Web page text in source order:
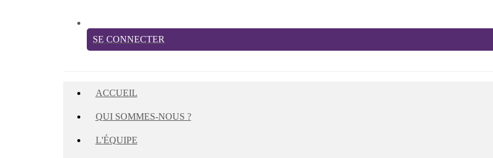
SE CONNECTER
ACCUEIL
QUI SOMMES-NOUS ?
L'ÉQUIPE